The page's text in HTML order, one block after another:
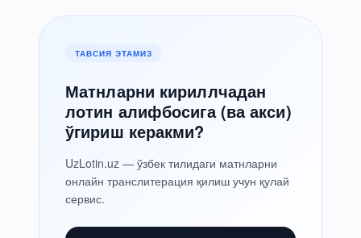
ТАВСИЯ ЭТАМИЗ
Матнларни кириллчадан
лотин алифбосига (ва акси)
ўгириш керакми?
UzLotin.uz — ўзбек тилидаги матнларни
онлайн транслитерация қилиш учун қулай
сервис.